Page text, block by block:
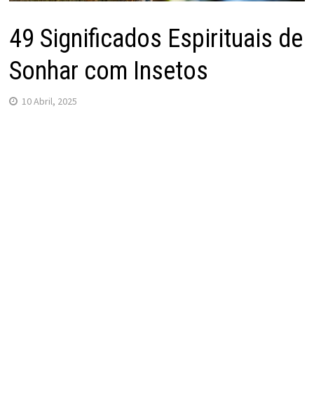
49 Significados Espirituais de
Sonhar com Insetos
10 Abril, 2025